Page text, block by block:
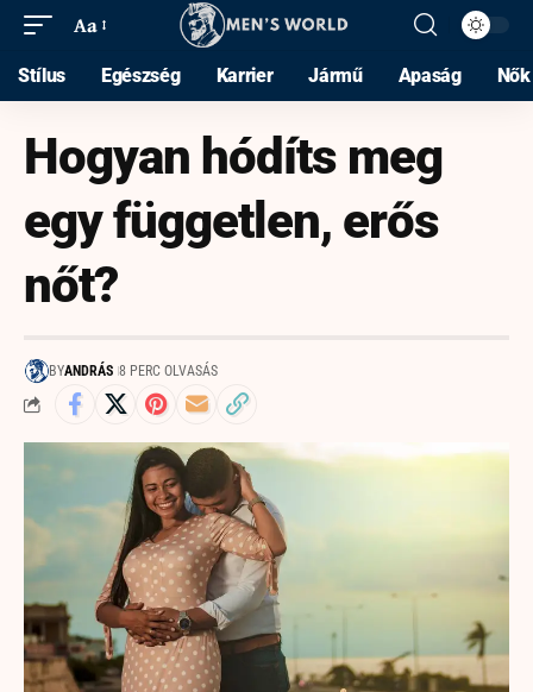
Aa
Stílus Egészség Karrier Jármű Apaság Nők
Hogyan hódíts meg
egy független, erős
nőt?
BYANDRÁS 8 PERC OLVASÁS